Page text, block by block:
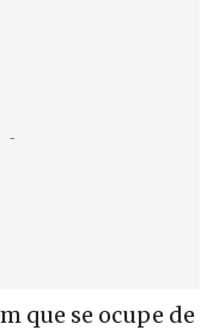
que se ocupe de